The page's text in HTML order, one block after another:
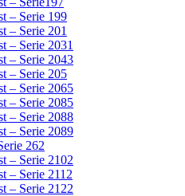
– Serie 199
– Serie 201
– Serie 2031
– Serie 2043
– Serie 205
– Serie 2065
– Serie 2085
– Serie 2088
– Serie 2089
262
– Serie 2102
– Serie 2112
– Serie 2122